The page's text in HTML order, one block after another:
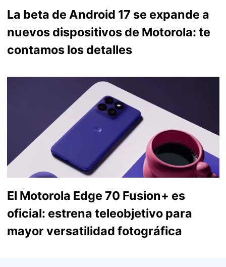
La beta de Android 17 se expande a
nuevos dispositivos de Motorola: te
contamos los detalles
El Motorola Edge 70 Fusion+ es
oficial: estrena teleobjetivo para
mayor versatilidad fotográfica